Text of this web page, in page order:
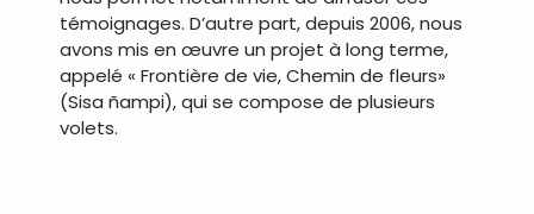
témoignages. D’autre part, depuis 2006, nous
avons mis en œuvre un projet à long terme,
appelé « Frontière de vie, Chemin de fleurs»
(Sisa ñampi), qui se compose de plusieurs
volets.